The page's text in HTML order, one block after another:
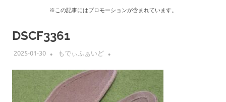
※この記事にはプロモーションが含まれています。
DSCF3361
2025-01-30 もでぃふぁいど